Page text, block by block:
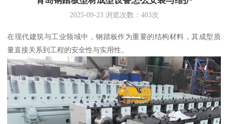
2025-09-23浏览次数： 403次
在现代建筑与工业领域中，钢踏板作为重要的结构材料，其成型质
量直接关系到工程的安全性与实用性。